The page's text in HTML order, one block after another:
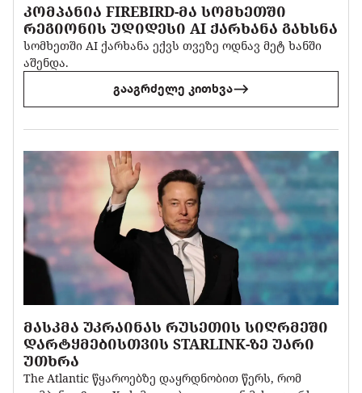
ᲙᲝᲛᲞᲐᲜᲘᲐ FIREBIRD-ᲛᲐ ᲡᲝᲛᲮᲔᲗᲨᲘ
ᲠᲔᲒᲘᲝᲜᲘᲡ ᲣᲓᲘᲓᲔᲡᲘ AI ᲥᲐᲠᲮᲐᲜᲐ ᲒᲐᲮᲡᲜᲐ
სომხეთში AI ქარხანა ექვს თვეზე ოდნავ მეტ ხანში
აშენდა.
გააგრძელე კითხვა
ᲛᲐᲡᲙᲛᲐ ᲣᲙᲠᲐᲘᲜᲐᲡ ᲠᲣᲡᲔᲗᲘᲡ ᲡᲘᲦᲠᲛᲔᲨᲘ
ᲓᲐᲠᲢᲧᲛᲔᲑᲘᲡᲗᲕᲘᲡ STARLINK-ᲖᲔ ᲣᲐᲠᲘ
ᲣᲗᲮᲠᲐ
The Atlantic წყაროებზე დაყრდნობით წერს, რომ